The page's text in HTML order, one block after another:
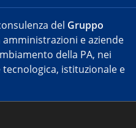
del Gruppo
amministrazioni e aziende
della PA, nei
istituzionale e